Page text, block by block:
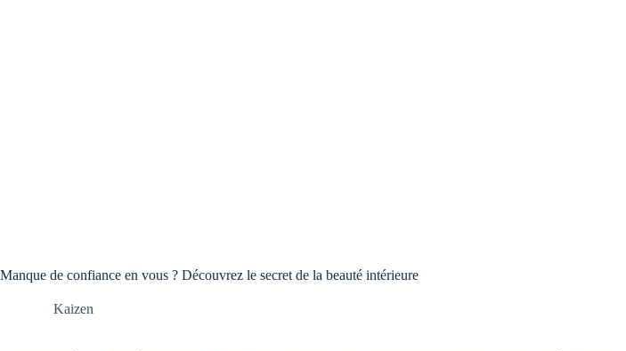
Manque de confiance en vous ? Découvrez le secret de la beauté intérieure
Kaizen